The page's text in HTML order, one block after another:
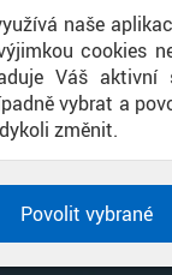
naše
cookies
Váš aktivní
vybrat a
změnit.
relace. Jsou
Povolit vybrané